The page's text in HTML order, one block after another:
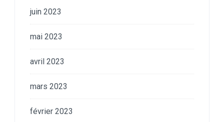
juin 2023
mai 2023
avril 2023
mars 2023
février 2023